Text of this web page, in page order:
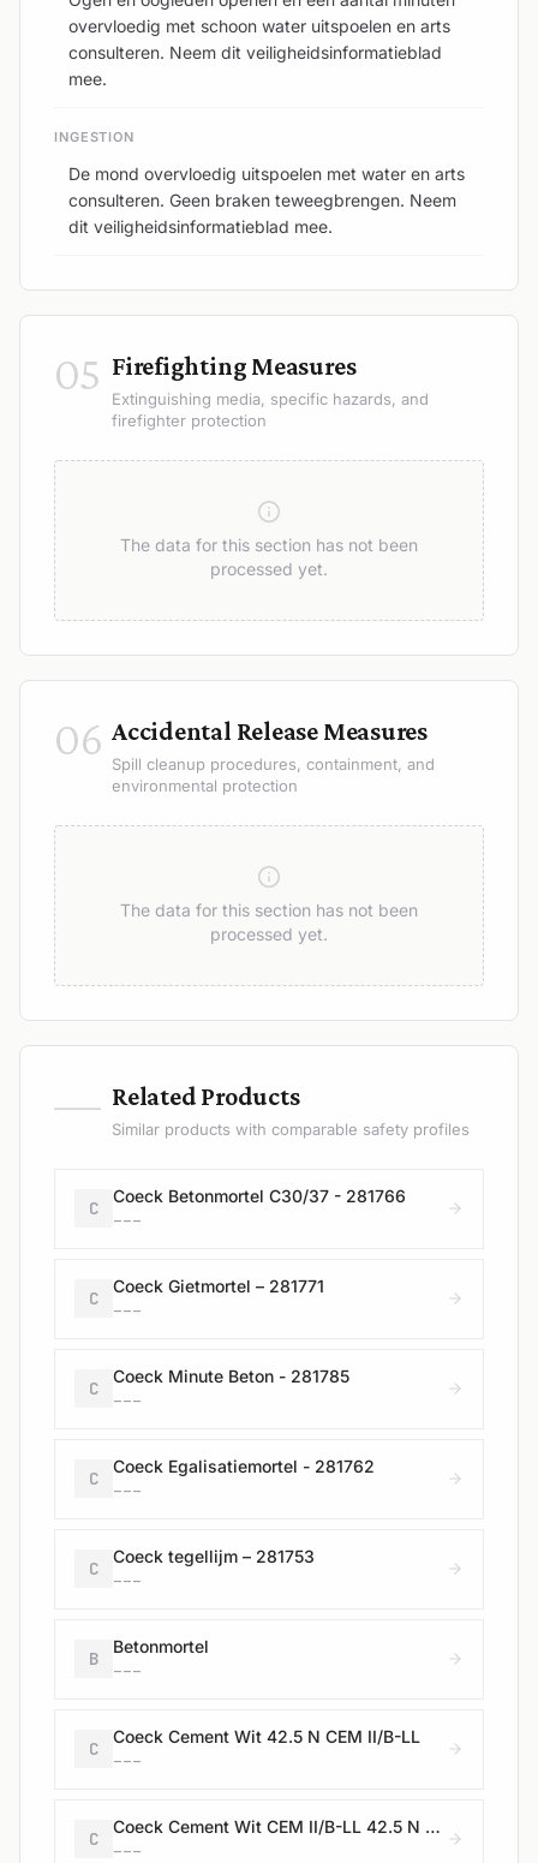
overvloedig met schoon water uitspoelen en arts
consulteren. Neem dit veiligheidsinformatieblad
mee.
INGESTION
De mond overvloedig uitspoelen met water en arts
consulteren. Geen braken teweegbrengen. Neem
dit veiligheidsinformatieblad mee.
05 Firefighting Measures
Extinguishing media, specific hazards, and
firefighter protection
The data for this section has not been
processed yet.
06 Accidental Release Measures
Spill cleanup procedures, containment, and
environmental protection
The data for this section has not been
processed yet.
— Related Products
Similar products with comparable safety profiles
C
Coeck Betonmortel C30/37 - 281766
---
C
Coeck Gietmortel – 281771
---
C
Coeck Minute Beton - 281785
---
C
Coeck Egalisatiemortel - 281762
---
C
Coeck tegellijm – 281753
---
B
Betonmortel
---
C
Coeck Cement Wit 42.5 N CEM II/B-LL
---
C
Coeck Cement Wit CEM II/B-LL 42.5 N – 280304/280324
---